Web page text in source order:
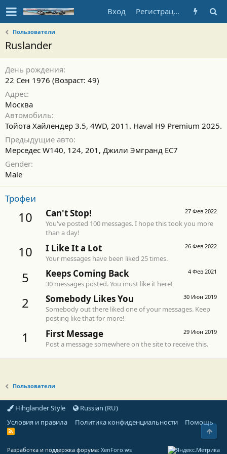
Вход Регистрация
Пользователи
Ruslander
День рождения
22 Сен 1976 (Возраст: 49)
Адрес
Москва
Автомобиль
Тойота Хайлендер 3.5, 4WD, 2011. Haval H9 Premium 2025.
Предыдущие авто
Мерседес W140, 124, 201, Джили Эмгранд ЕС7
Gender
Male
Трофеи
10 27 Фев 2022
Can't Stop!
You've posted 100 messages. I hope this took you more
than a day!
10 26 Фев 2022
I Like It a Lot
Your messages have been liked 25 times.
5 4 Фев 2021
Keeps Coming Back
30 messages posted. You must like it here!
2 30 Июн 2019
Somebody Likes You
Somebody out there liked one of your messages. Keep
posting like that for more!
1 29 Июн 2019
First Message
Post a message somewhere on the site to receive this.
Пользователи
Hihglander Style
Russian (RU)
Условия и правила
Политика конфиденциальности Помощь
R
Разработка и поддержка форума: XenForo.ws